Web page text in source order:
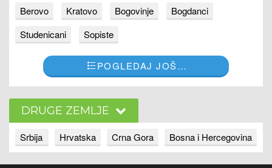
Berovo
Kratovo Bogovinje
Bogdanci
Studenicani
Sopiste
POGLEDAJ JOŠ…
DRUGE ZEMLJE
Srbija Hrvatska Crna Gora Bosna i Hercegovina